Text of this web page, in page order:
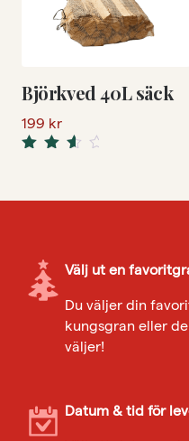
Björkved 40L säck
199 kr
Välj ut en
Du väljer din
kungsgran eller
väljer!
Datum & tid för